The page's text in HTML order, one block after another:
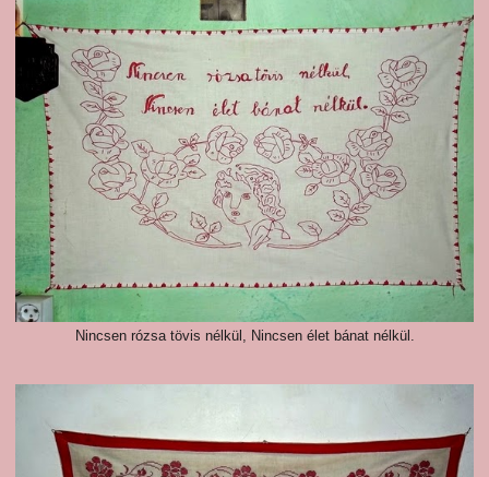
Nincsen rózsa tövis nélkül, Nincsen élet bánat nélkül.